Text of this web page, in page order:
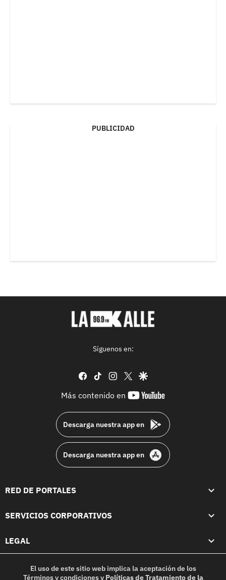
PUBLICIDAD
Síguenos en:
facebook
tiktok instagram
twittergoogle
Más contenido en
youtube-
Descarga nuestra app en
Descarga nuestra app en
RED DE PORTALES
SERVICIOS CORPORATIVOS
LEGAL
El uso de este sitio web implica la aceptación de los
Términos y condicionesy Políticas de Tratamiento de la